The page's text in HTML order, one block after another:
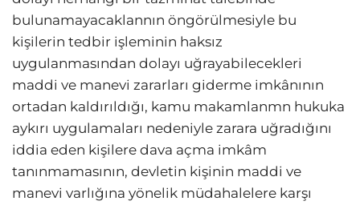
bulunamayacaklannın öngörülmesiyle bu
kişilerin tedbir işleminin haksız
uygulanmasından dolayı uğrayabilecekleri
maddi ve manevi zararları giderme imkânının
ortadan kaldırıldığı, kamu makamlanmn hukuka
aykırı uygulamaları nedeniyle zarara uğradığını
iddia eden kişilere dava açma imkâm
tanınmamasının, devletin kişinin maddi ve
manevi varlığına yönelik müdahalelere karşı